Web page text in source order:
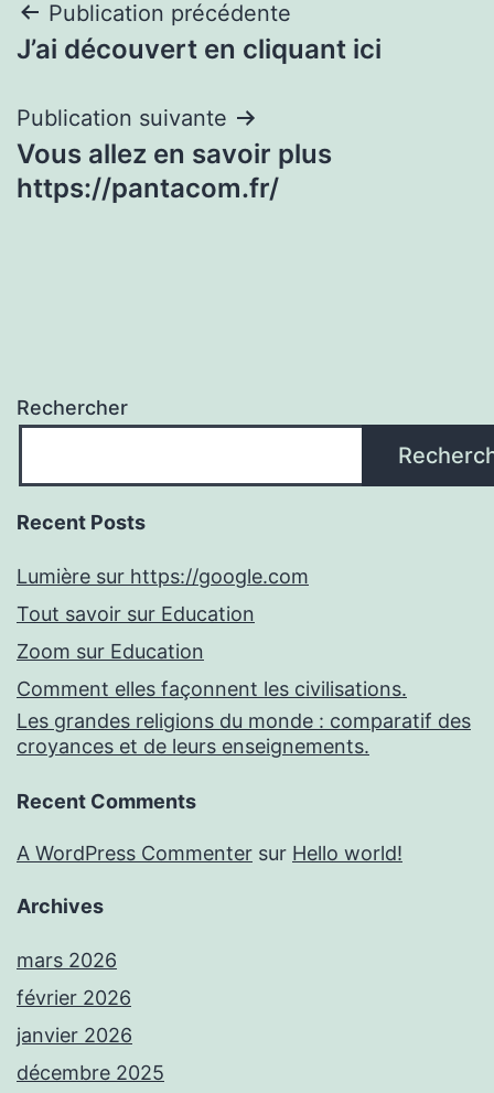
Navigation
de
l’article
Publication précédente
J’ai découvert en cliquant ici
Publication suivante
Vous allez en savoir plus
https://pantacom.fr/
Rechercher
Recent Posts
Lumière sur https://google.com
Tout savoir sur Education
Zoom sur Education
Comment elles façonnent les civilisations.
Les grandes religions du monde : comparatif des
croyances et de leurs enseignements.
Recent Comments
A WordPress Commenter sur Hello world!
Archives
mars 2026
février 2026
janvier 2026
décembre 2025